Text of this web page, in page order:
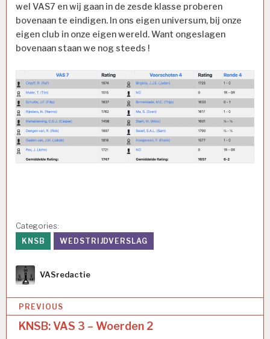
wel VAS7 en wij gaan in de zesde klasse proberen
bovenaan te eindigen. In ons eigen universum, bij onze
eigen club in onze eigen wereld. Want ongeslagen
bovenaan staan we nog steeds !
Categories:
KNSB
WEDSTRIJDVERSLAG
Author
VASredactie
Bericht
navigatie
PREVIOUS
KNSB: VAS 3 – Woerden 2